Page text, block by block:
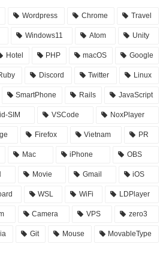
Wordpress Chrome Travel
Windows11 Atom Unity
Hotel PHP macOS Google
Discord Twitter Linux
SmartPhone Rails JavaScript
SIM VSCode NoxPlayer
Firefox Vietnam PR
Mac iPhone OBS
Movie Gmail iOS
WSL WiFi LDPlayer
Camera VPS zero3
Git Mouse MovableType